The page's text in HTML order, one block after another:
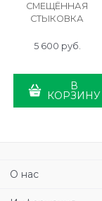
СМЕЩЁННАЯ
СТЫКОВКА
5 600 руб.
В
КОРЗИНУ
О нас